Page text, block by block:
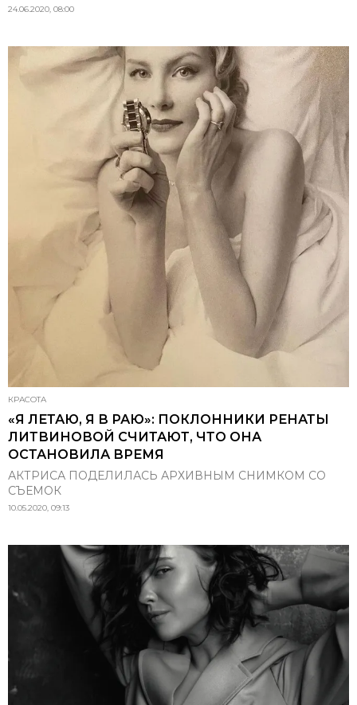
24.06.2020, 08:00
КРАСОТА
«Я ЛЕТАЮ, Я В РАЮ»: ПОКЛОННИКИ РЕНАТЫ
ЛИТВИНОВОЙ СЧИТАЮТ, ЧТО ОНА
ОСТАНОВИЛА ВРЕМЯ
АКТРИСА ПОДЕЛИЛАСЬ АРХИВНЫМ СНИМКОМ СО
СЪЕМОК
10.05.2020, 09:13